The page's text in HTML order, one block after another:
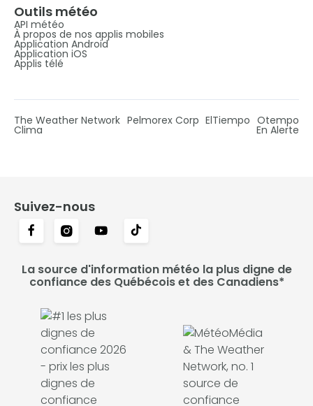
Outils météo
API météo
À propos de nos applis mobiles
Application Android
Application iOS
Applis télé
The Weather Network Pelmorex Corp ElTiempo Otempo
Clima En Alerte
Suivez-nous
La source d'information météo la plus digne de
confiance des Québécois et des Canadiens*